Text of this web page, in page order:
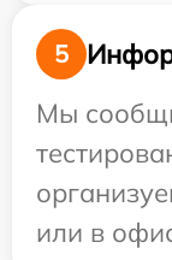
5
Мы
или в